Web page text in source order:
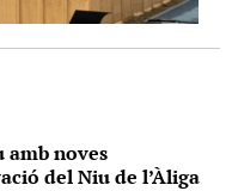
amb noves
del Niu de l’Àliga